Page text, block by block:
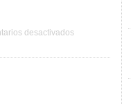
desactivados